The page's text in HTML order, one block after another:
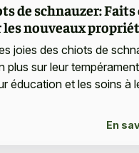
de schnauzer: Faits
les nouveaux
joies des chiots de
plus sur leur
éducation et les soins à
En